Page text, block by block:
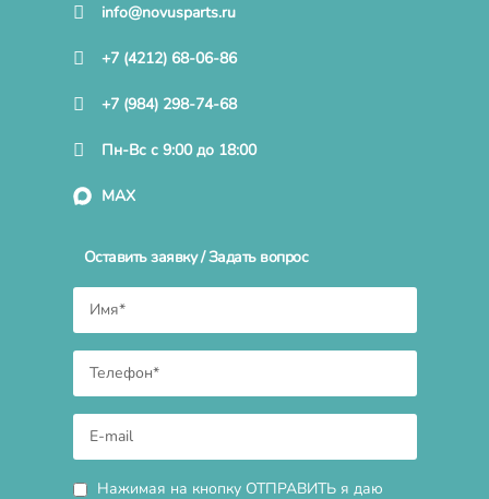
info@novusparts.ru
+7 (4212) 68-06-86
+7 (984) 298-74-68
Пн-Вс с 9:00 до 18:00
MAX
Оставить заявку / Задать вопрос
Нажимая на кнопку ОТПРАВИТЬ я даю